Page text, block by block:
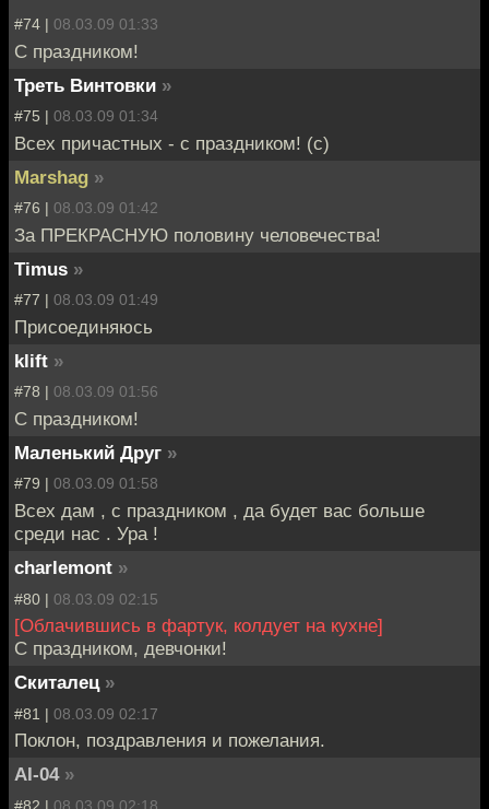
#74 | 08.03.09 01:33
С праздником!
Треть Винтовки »
#75 | 08.03.09 01:34
Всех причастных - с праздником! (с)
Marshag »
#76 | 08.03.09 01:42
За ПРЕКРАСНУЮ половину человечества!
Timus »
#77 | 08.03.09 01:49
Присоединяюсь
klift »
#78 | 08.03.09 01:56
С праздником!
Маленький Друг »
#79 | 08.03.09 01:58
Всех дам , с праздником , да будет вас больше
среди нас . Ура !
charlemont »
#80 | 08.03.09 02:15
[Облачившись в фартук, колдует на кухне]
С праздником, девчонки!
Скиталец »
#81 | 08.03.09 02:17
Поклон, поздравления и пожелания.
AI-04 »
#82 | 08.03.09 02:18